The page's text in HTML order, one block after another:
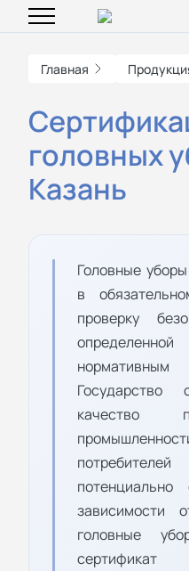
Главная
головных
Казань
Головные
в
проверку
Государство
качество
зависимости
головные